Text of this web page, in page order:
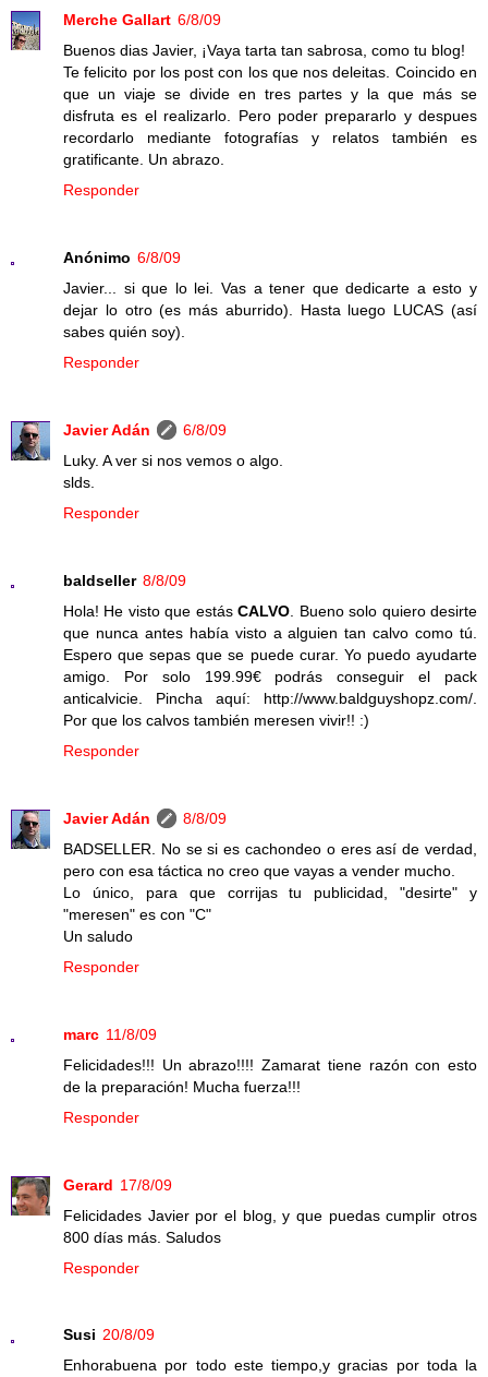
Merche Gallart 6/8/09
Buenos dias Javier, ¡Vaya tarta tan sabrosa, como tu blog!
Te felicito por los post con los que nos deleitas. Coincido en
que un viaje se divide en tres partes y la que más se
disfruta es el realizarlo. Pero poder prepararlo y despues
recordarlo mediante fotografías y relatos también es
gratificante. Un abrazo.
Responder
Anónimo 6/8/09
Javier... si que lo lei. Vas a tener que dedicarte a esto y
dejar lo otro (es más aburrido). Hasta luego LUCAS (así
sabes quién soy).
Responder
Javier Adán
6/8/09
Luky. A ver si nos vemos o algo.
slds.
Responder
baldseller 8/8/09
Hola! He visto que estásCALVO . Bueno solo quiero desirte
que nunca antes había visto a alguien tan calvo como tú.
Espero que sepas que se puede curar. Yo puedo ayudarte
amigo. Por solo 199.99€ podrás conseguir el pack
anticalvicie. Pincha aquí: http://www.baldguyshopz.com/.
Por que los calvos también meresen vivir!! :)
Responder
Javier Adán
8/8/09
BADSELLER. No se si es cachondeo o eres así de verdad,
pero con esa táctica no creo que vayas a vender mucho.
Lo único, para que corrijas tu publicidad, "desirte" y
"meresen" es con "C"
Un saludo
Responder
marc 11/8/09
Felicidades!!! Un abrazo!!!! Zamarat tiene razón con esto
de la preparación! Mucha fuerza!!!
Responder
Gerard 17/8/09
Felicidades Javier por el blog, y que puedas cumplir otros
800 días más. Saludos
Responder
Susi 20/8/09
Enhorabuena por todo este tiempo,y gracias por toda la